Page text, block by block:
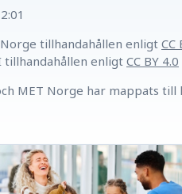
tillhandahållen enligt CC
tillhandahållen enligt CC BY 4.0
MET Norge har mappats till